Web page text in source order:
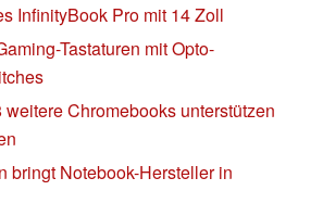
InfinityBook Pro mit 14 Zoll
Tastaturen mit Opto-
Chromebooks unterstützen
bringt Notebook-Hersteller in